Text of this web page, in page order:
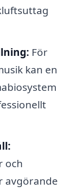
För
kan en
och
avgörande